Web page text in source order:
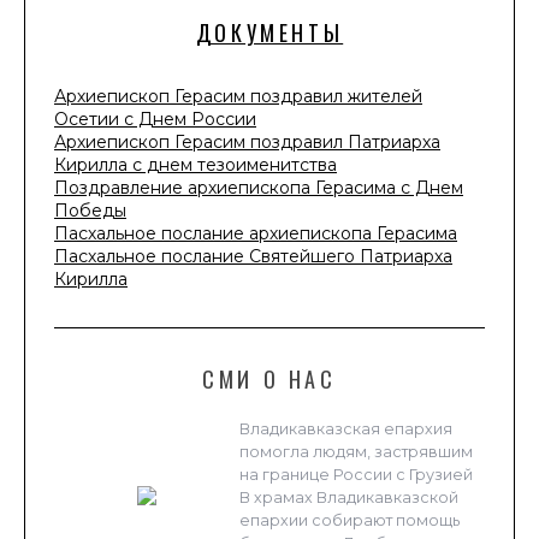
ДОКУМЕНТЫ
Архиепископ Герасим поздравил жителей
Осетии с Днем России
Архиепископ Герасим поздравил Патриарха
Кирилла с днем тезоименитства
Поздравление архиепископа Герасима с Днем
Победы
Пасхальное послание архиепископа Герасима
Пасхальное послание Святейшего Патриарха
Кирилла
СМИ О НАС
Владикавказская епархия
помогла людям, застрявшим
на границе России с Грузией
В храмах Владикавказской
епархии собирают помощь